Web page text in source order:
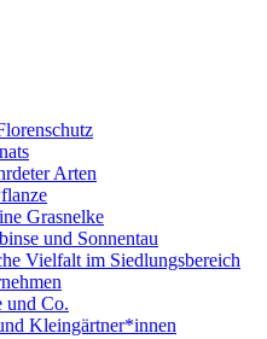
Arten
Grasnelke
und Sonnentau
Vielfalt im Siedlungsbereich
und Co.
Kleingärtner*innen